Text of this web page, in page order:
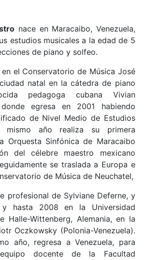
nace en Maracaibo, Venezuela,
estudios musicales a la edad de 5
de piano y solfeo.
en el Conservatorio de Música José
natal en la cátedra de piano
pedagoga cubana Vivian
egresa en 2001 habiendo
de Nivel Medio de Estudios
mismo año realiza su primera
Orquesta Sinfónica de Maracaibo
del célebre maestro mexicano
se traslada a Europa e
de Música de Neuchatel,
profesional de Sylviane Deferne, y
y hasta 2008 en la Universidad
Halle-Wittenberg, Alemania, en la
Oczkowsky (Polonia-Venezuela).
año, regresa a Venezuela, para
docente de la Facultad